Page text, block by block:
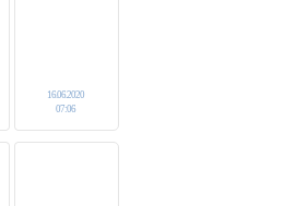
16.06.2020
07:06